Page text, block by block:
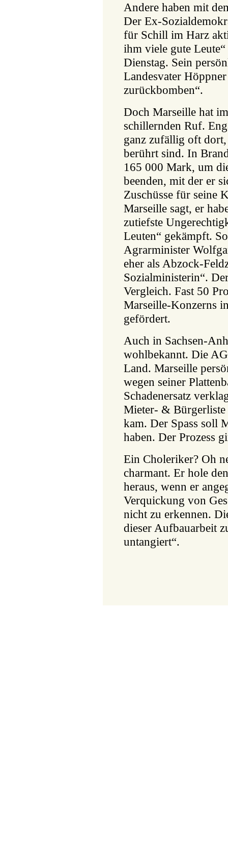
Andere haben mit
Der Ex-
für Schill im Harz
ihm viele gute
Dienstag. Sein
Landesvater
zurückbomben“.
Doch Marseille hat
schillernden Ruf.
ganz zufällig oft dort,
berührt sind. In
165 000 Mark, um
beenden, mit der er
Zuschüsse für seine
Marseille sagt, er
zutiefste
Leuten“ gekämpft.
Agrarminister
eher als Abzock-
Sozialministerin“.
Vergleich. Fast 50
Marseille-Konzerns
gefördert.
Auch in Sachsen-
wohlbekannt. Die
Land. Marseille
wegen seiner
Schadenersatz
Mieter- & Bürgerliste
kam. Der Spass soll
haben. Der Prozess
Ein Choleriker? Oh
charmant. Er hole
heraus, wenn er
Verquickung von
nicht zu erkennen.
dieser Aufbauarbeit
untangiert“.